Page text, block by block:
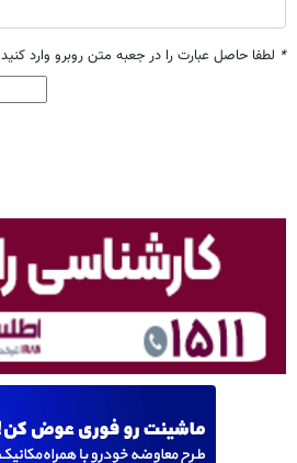
* لطفا حاصل عبارت را در جعبه متن روبرو وارد کنید